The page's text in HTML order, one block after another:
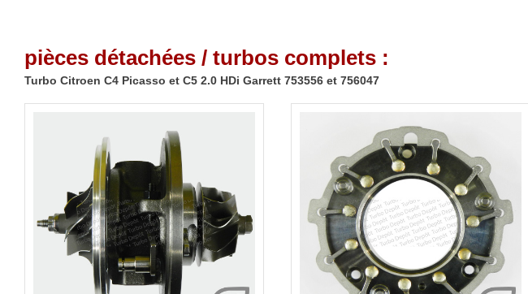
pièces détachées / turbos complets :
Turbo Citroen C4 Picasso et C5 2.0 HDi Garrett 753556 et 756047